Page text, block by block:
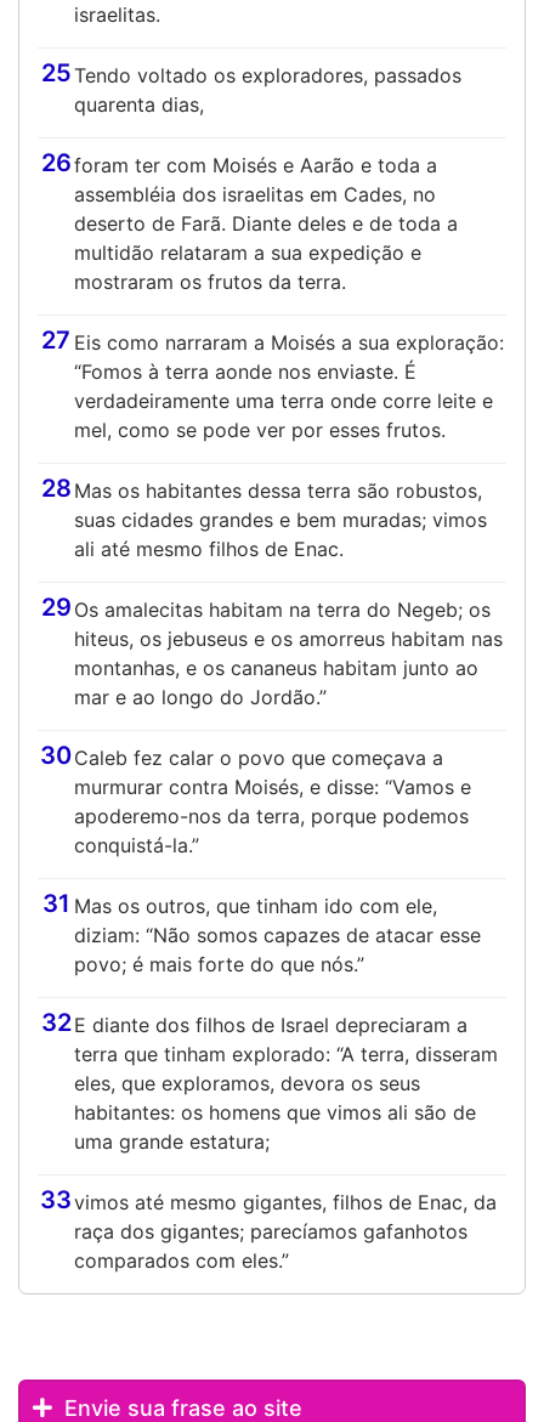
israelitas.
25Tendo voltado os exploradores, passados
quarenta dias,
26foram ter com Moisés e Aarão e toda a
assembléia dos israelitas em Cades, no
deserto de Farã. Diante deles e de toda a
multidão relataram a sua expedição e
mostraram os frutos da terra.
27 Eis como narraram a Moisés a sua exploração:
“Fomos à terra aonde nos enviaste. É
verdadeiramente uma terra onde corre leite e
mel, como se pode ver por esses frutos.
28 Mas os habitantes dessa terra são robustos,
suas cidades grandes e bem muradas; vimos
ali até mesmo filhos de Enac.
29 Os amalecitas habitam na terra do Negeb; os
hiteus, os jebuseus e os amorreus habitam nas
montanhas, e os cananeus habitam junto ao
mar e ao longo do Jordão.”
30Caleb fez calar o povo que começava a
murmurar contra Moisés, e disse: “Vamos e
apoderemo-nos da terra, porque podemos
conquistá-la.”
31 Mas os outros, que tinham ido com ele,
diziam: “Não somos capazes de atacar esse
povo; é mais forte do que nós.”
32E diante dos filhos de Israel depreciaram a
terra que tinham explorado: “A terra, disseram
eles, que exploramos, devora os seus
habitantes: os homens que vimos ali são de
uma grande estatura;
33vimos até mesmo gigantes, filhos de Enac, da
raça dos gigantes; parecíamos gafanhotos
comparados com eles.”
Envie sua frase ao site